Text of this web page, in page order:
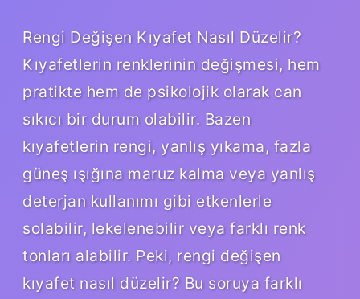
Rengi Değişen Kıyafet Nasıl Düzelir?
Kıyafetlerin renklerinin değişmesi, hem
pratikte hem de psikolojik olarak can
sıkıcı bir durum olabilir. Bazen
kıyafetlerin rengi, yanlış yıkama, fazla
güneş ışığına maruz kalma veya yanlış
deterjan kullanımı gibi etkenlerle
solabilir, lekelenebilir veya farklı renk
tonları alabilir. Peki, rengi değişen
kıyafet nasıl düzelir? Bu soruya farklı